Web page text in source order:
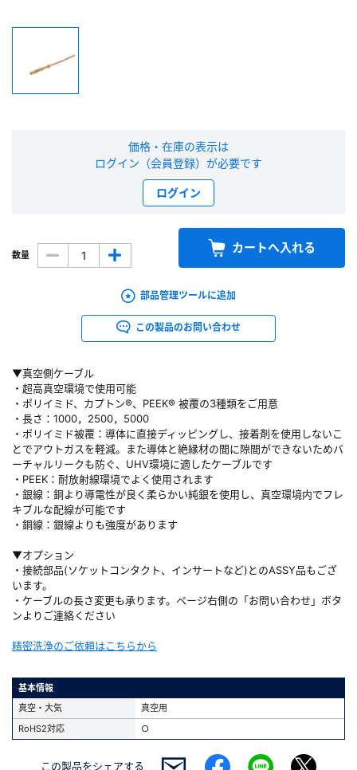
▼真空側ケーブル
・超高真空環境で使用可能
・ポリイミド、カプトン®、PEEK® 被覆の3種類をご用意
・長さ：1000，2500，5000
・ポリイミド被覆：導体に直接ディッピングし、接着剤を使用しないこ
とでアウトガスを軽減。また導体と絶縁材の間に隙間ができないためバ
ーチャルリークも防ぐ、UHV環境に適したケーブルです
・PEEK：耐放射線環境でよく使用されます
・銀線：銅より導電性が良く柔らかい純銀を使用し、真空環境内でフレ
キブルな配線が可能です
・銅線：銀線よりも強度があります
▼オプション
・接続部品(ソケットコンタクト、インサートなど)とのASSY品もござ
います。
・ケーブルの長さ変更も承ります。ページ右側の「お問い合わせ」ボタ
ンよりご連絡ください
精密洗浄のご依頼はこちらから
基本情報
真空・大気
真空用
RoHS2対応
○
価格・在庫の表示は
ログイン（会員登録）が必要です
ログイン
数量 カートへ入れる
部品管理ツールに追加
この製品のお問い合わせ
この製品をシェアする
※メールアドレスを忘れた方は、 お問い合わせページよりお問い合わせくださ